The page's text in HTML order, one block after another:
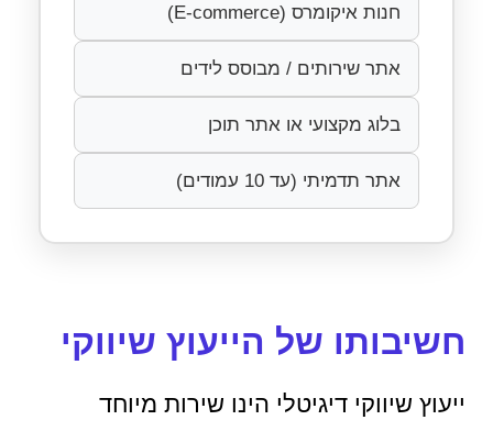
חנות איקומרס (E-commerce)
אתר שירותים / מבוסס לידים
בלוג מקצועי או אתר תוכן
אתר תדמיתי (עד 10 עמודים)
חשיבותו של הייעוץ שיווקי
ייעוץ שיווקי דיגיטלי הינו שירות מיוחד